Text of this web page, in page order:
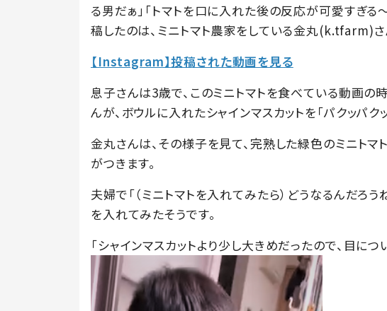
る男だぁ」「トマトを口に入れた後の反応が可愛すぎる
稿したのは、ミニトマト農家をしている金丸(k.tfarm)さ
【Instagram】投稿された動画を見る
息子さんは3歳で、このミニトマトを食べている動画の
んが、ボウルに入れたシャインマスカットを「パクッパク
金丸さんは、その様子を見て、完熟した緑色のミニトマ
がつきます。
夫婦で「（ミニトマトを入れてみたら）どうなるんだろう
を入れてみたそうです。
「シャインマスカットより少し大きめだったので、目に